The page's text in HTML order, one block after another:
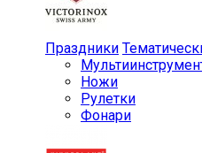
Праздники
Ножи
Рулетки
Фонари